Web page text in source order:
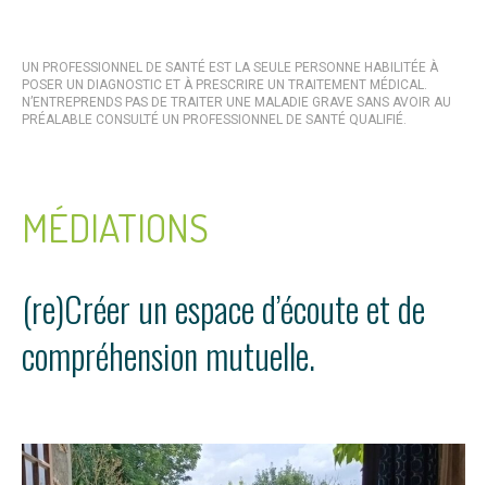
UN PROFESSIONNEL DE SANTÉ EST LA SEULE PERSONNE HABILITÉE À
POSER UN DIAGNOSTIC ET À PRESCRIRE UN TRAITEMENT MÉDICAL.
N’ENTREPRENDS PAS DE TRAITER UNE MALADIE GRAVE SANS AVOIR AU
PRÉALABLE CONSULTÉ UN PROFESSIONNEL DE SANTÉ QUALIFIÉ.
MÉDIATIONS
(re)Créer un espace d’écoute et de
compréhension mutuelle.